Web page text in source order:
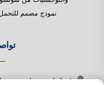
نموذج مصمم للتحمل
رقم 1 طريق تشانغتشون، بلدة شانغهو، سوزهو، جيانغسو، الصين